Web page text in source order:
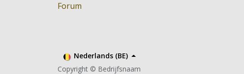
Forum
Copyright © Bedrijfsnaam
Nederlands (BE)